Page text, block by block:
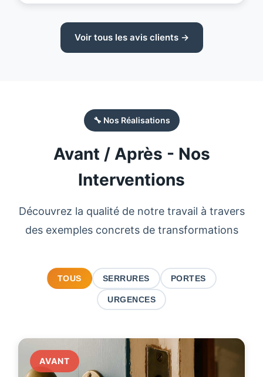
Voir tous les avis clients →
🔧 Nos Réalisations
Avant / Après - Nos
Interventions
Découvrez la qualité de notre travail à travers
des exemples concrets de transformations
TOUS SERRURES PORTES
URGENCES
AVANT